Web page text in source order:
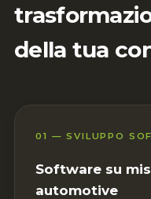
della tua
01 — SVILUPPO
Software su
automotive